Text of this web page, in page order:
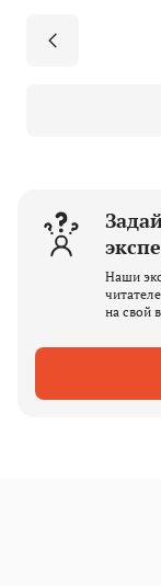
Наши
на свой